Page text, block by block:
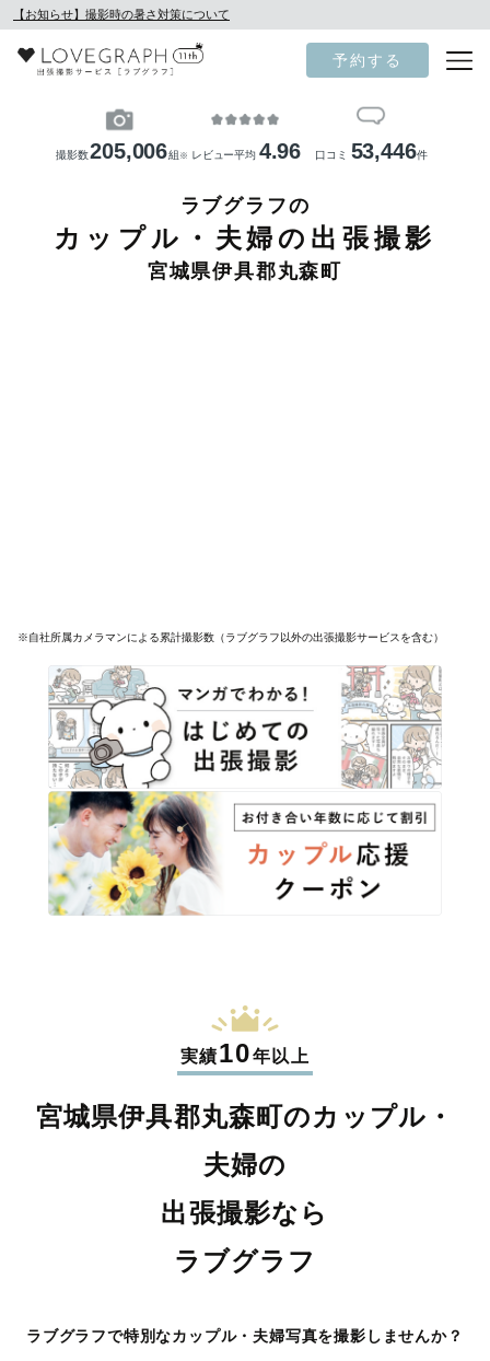
【お知らせ】撮影時の暑さ対策について
予約する
撮影数205,006組 ※ レビュー平均 4.96 口コミ 53,446件
ラブグラフの
カップル・夫婦の出張撮影
宮城県伊具郡丸森町
※自社所属カメラマンによる累計撮影数（ラブグラフ以外の出張撮影サービスを含む）
実績10年以上
宮城県伊具郡丸森町のカップル・
夫婦の
出張撮影なら
ラブグラフ
ラブグラフで特別なカップル・夫婦写真を撮影しませんか？